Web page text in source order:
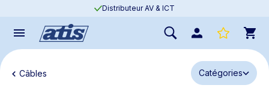
Distributeur AV & ICT
Câbles Catégories